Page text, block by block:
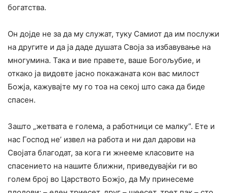
богатства.
Он дојде не за да му служат, туку Самиот да им послужи
на другите и да ја даде душата Своја за избавување на
многумина. Така и вие правете, ваше Богољубие, и
откако ја видовте јасно покажаната кон вас милост
Божја, кажувајте му го тоа на секој што сака да биде
спасен.
Зашто „жетвата е голема, а работници се малку”. Ете и
нас Господ не’ извел на работа и ни дал дарови на
Својата благодат, за кога ги жнееме класовите на
спасението на нашите ближни, приведувајќи ги во
голем број во Царството Божјо, да My принесеме